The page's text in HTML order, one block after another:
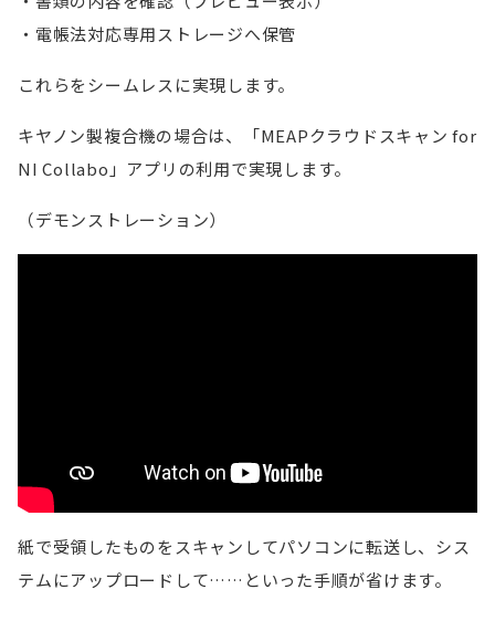
電帳法対応専用ストレージへ保管
これらをシームレスに実現します。
キヤノン製複合機の場合は、「MEAPクラウドスキャン for
NI Collabo」アプリの利用で実現します。
（デモンストレーション）
紙で受領したものをスキャンしてパソコンに転送し、シス
テムにアップロードして……といった手順が省けます。